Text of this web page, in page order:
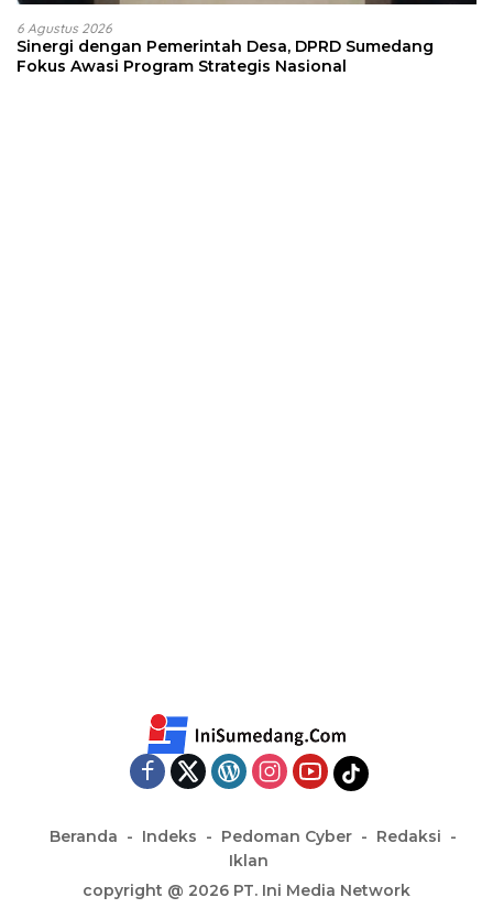
6 Agustus 2026
Sinergi dengan Pemerintah Desa, DPRD Sumedang
Fokus Awasi Program Strategis Nasional
Beranda Indeks Pedoman Cyber
Redaksi
Iklan
copyright @ 2026 PT. Ini Media Network